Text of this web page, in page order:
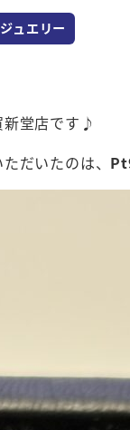
ュエリー
新堂店です♪
だいたのは、